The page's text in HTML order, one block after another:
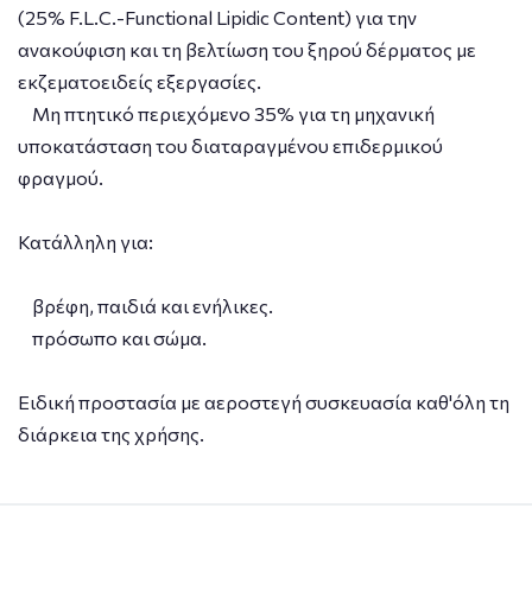
(25% F.L.C.-Functional Lipidic Content) για την
ανακούφιση και τη βελτίωση του ξηρού δέρματος με
εκζεματοειδείς εξεργασίες.
Μη πτητικό περιεχόμενο 35% για τη μηχανική
υποκατάσταση του διαταραγμένου επιδερμικού
φραγμού.
Κατάλληλη για:
βρέφη, παιδιά και ενήλικες.
πρόσωπο και σώμα.
Ειδική προστασία με αεροστεγή συσκευασία καθ'όλη τη
διάρκεια της χρήσης.